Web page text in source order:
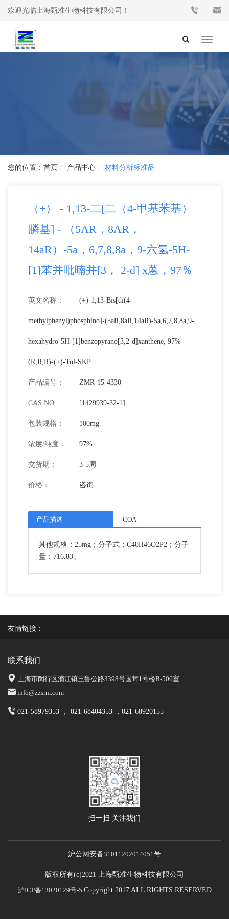
欢迎光临上海甄准生物科技有限公司！
Toggle
首页 产品中心 材料分析标准品
（+） - 1,13-二[二（4-甲基苯基）
膦基] - （5AR，8AR，
14aR）-5a，6,7,8,8a，9-六氢-5H-
[1]苯并吡喃并[3， 2-d] x蒽，97％
英文名称： (+)-1,13-Bis[di(4-
methylphenyl)phosphino]-(5aR,8aR,14aR)-5a,6,7,8,8a,9-
hexahydro-5H-[1]benzopyrano[3,2-d]xanthene, 97%
(R,R,R)-(+)-Tol-SKP
产品编号： ZMR-15-4330
CAS NO. : [1429939-32-1]
包装规格： 100mg
浓度/纯度： 97%
交货期： 3-5周
价格： 咨询
产品描述 COA
其他规格：25mg；分子式：C48H46O2P2；分子
量：716.83。
友情链接：
联系我们
上海市闵行区浦江镇三鲁公路3398号国茸1号楼B-506室
info@zzsrm.com
021-58979353 ， 021-68404353 ，021-68920155
扫一扫 关注我们
沪公网安备31011202014051号
版权所有(c)2021 上海甄准生物科技有限公司
沪ICP备13020129号-5 Copyright 2017 ALL RIGHTS RESERVED